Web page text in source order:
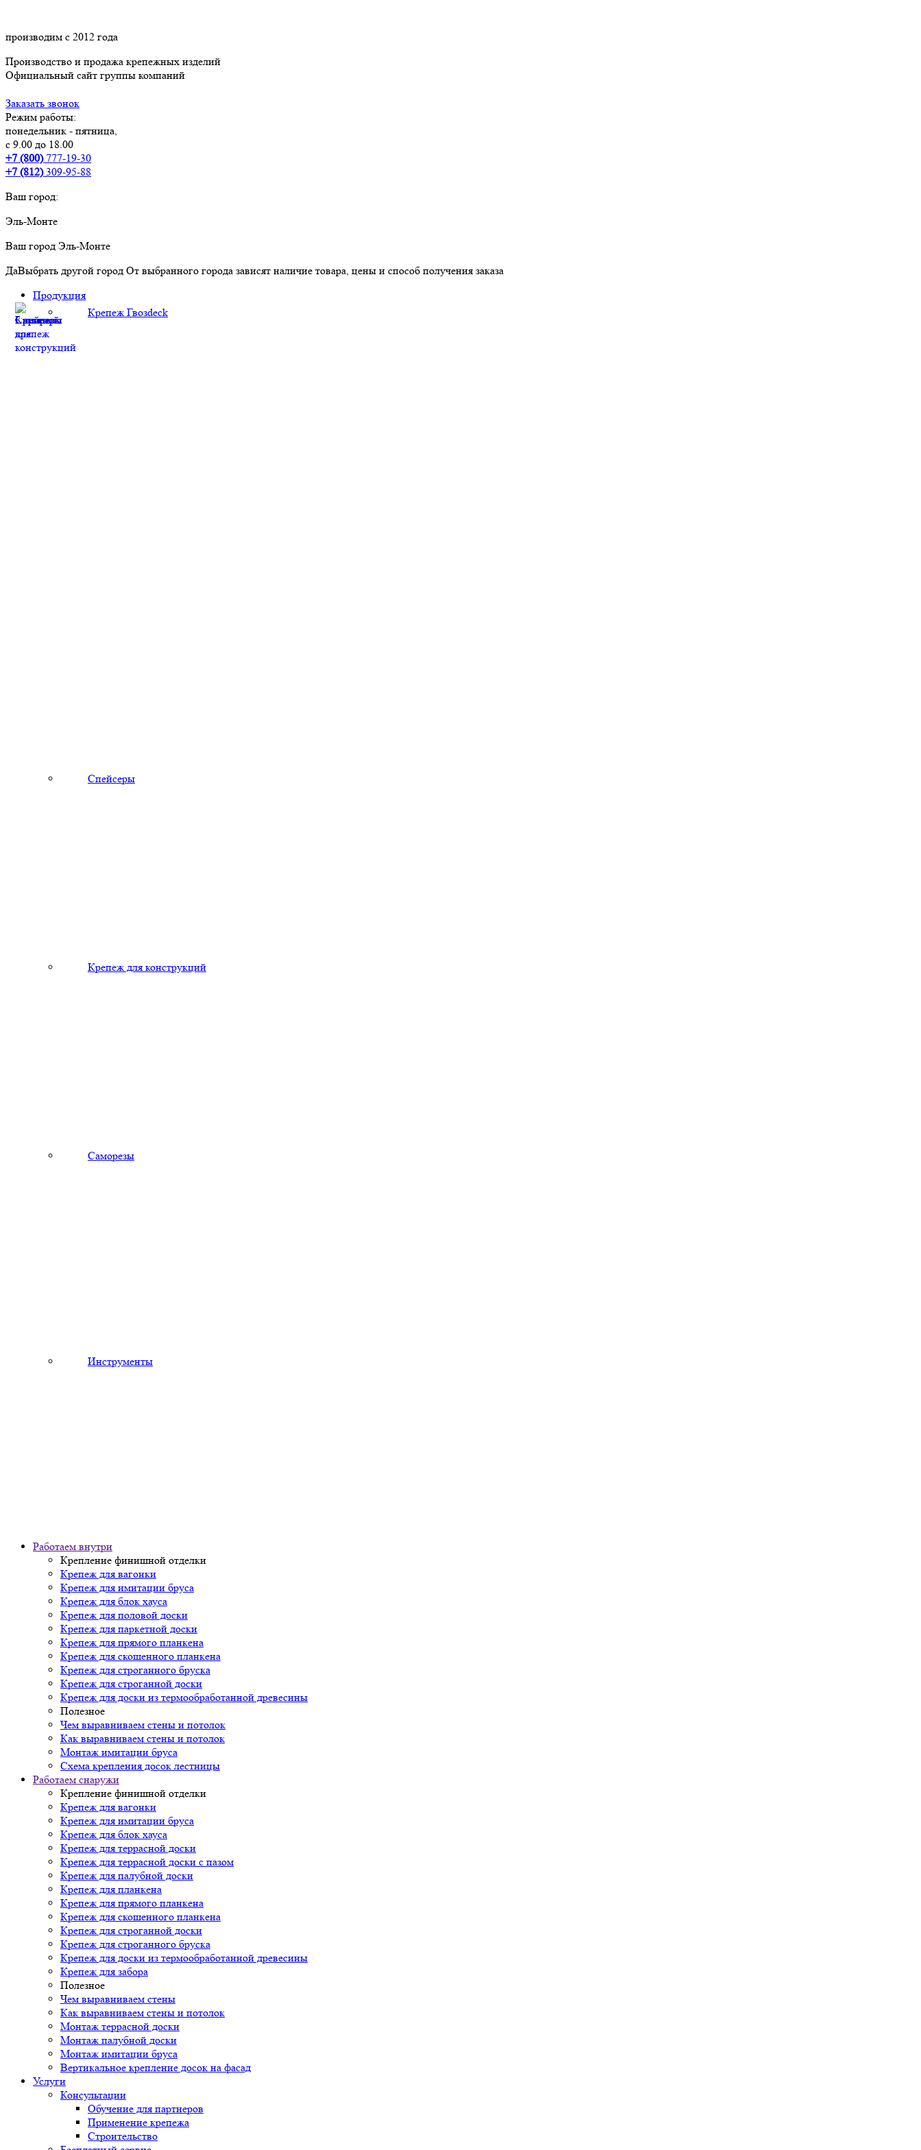
производим с 2012 года
Производство и продажа крепежных изделий
Официальный сайт группы компаний
Заказать звонок
Режим работы:
понедельник - пятница,
с 9.00 до 18.00
+7 (800)777-19-30
+7 (812)309-95-88
Ваш город:
Эль-Монте
Ваш город Эль-Монте
ДаВыбрать другой город От выбранного города зависят наличие товара, цены и способ получения заказа
Продукция
Крепеж Гвозdeck
Спейсеры
Крепеж для конструкций
Саморезы
Инструменты
Работаем внутри
Крепление финишной отделки
Крепеж для вагонки
Крепеж для имитации бруса
Крепеж для блок хауса
Крепеж для половой доски
Крепеж для паркетной доски
Крепеж для прямого планкена
Крепеж для скошенного планкена
Крепеж для строганного бруска
Крепеж для строганной доски
Крепеж для доски из термообработанной древесины
Полезное
Чем выравниваем стены и потолок
Как выравниваем стены и потолок
Монтаж имитации бруса
Схема крепления досок лестницы
Работаем снаружи
Крепление финишной отделки
Крепеж для вагонки
Крепеж для имитации бруса
Крепеж для блок хауса
Крепеж для террасной доски
Крепеж для террасной доски с пазом
Крепеж для палубной доски
Крепеж для планкена
Крепеж для прямого планкена
Крепеж для скошенного планкена
Крепеж для строганной доски
Крепеж для строганного бруска
Крепеж для доски из термообработанной древесины
Крепеж для забора
Полезное
Чем выравниваем стены
Как выравниваем стены и потолок
Монтаж террасной доски
Монтаж палубной доски
Монтаж имитации бруса
Вертикальное крепление досок на фасад
Услуги
Консультации
Обучение для партнеров
Применение крепежа
Строительство